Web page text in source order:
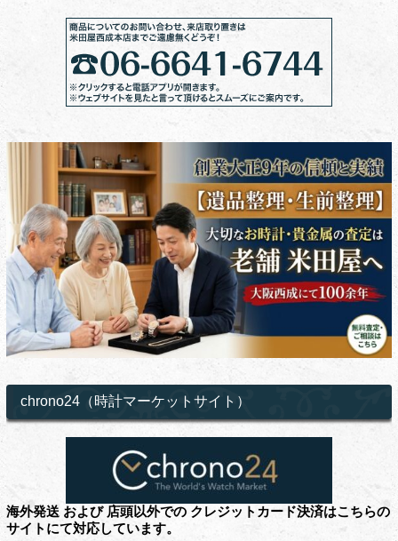
chrono24（時計マーケットサイト）
海外発送 および 店頭以外での クレジットカード決済はこちらの
サイトにて対応しています。